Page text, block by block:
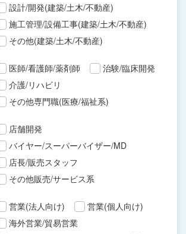
設計/開発(建築/土木/不動産)
施工管理/設備工事(建築/土木/不動産)
その他(建築/土木/不動産)
医師/看護師/薬剤師
治験/臨床開発
介護/リハビリ
その他専門職(医療/福祉系)
店舗開発
バイヤー/スーパーバイザー/MD
店長/販売スタッフ
その他販売/サービス系
営業(法人向け)
営業(個人向け)
海外営業/貿易営業